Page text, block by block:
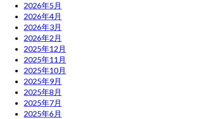
2026年5月
2026年4月
2026年3月
2026年2月
2025年12月
2025年11月
2025年10月
2025年9月
2025年8月
2025年7月
2025年6月